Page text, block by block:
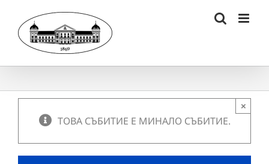
content
ТОВА СЪБИТИЕ Е МИНАЛО СЪБИТИЕ.
×